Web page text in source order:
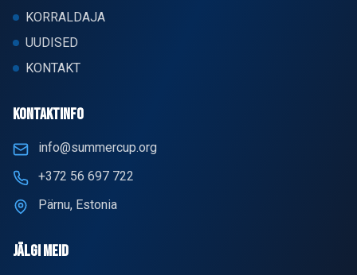
KORRALDAJA
UUDISED
KONTAKT
KONTAKTINFO
info@summercup.org
+372 56 697 722
Pärnu, Estonia
JÄLGI MEID